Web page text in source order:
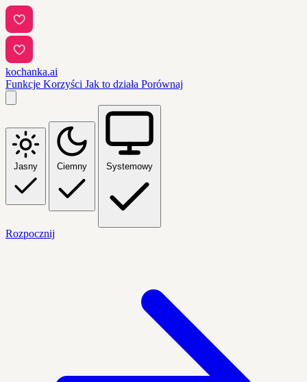
kochanka.ai
Funkcje Korzyści Jak to działa Porównaj
Jasny Ciemny Systemowy
Rozpocznij